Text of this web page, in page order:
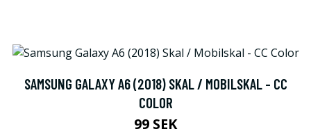
SAMSUNG GALAXY A6 (2018) SKAL / MOBILSKAL - CC
COLOR
99 SEK